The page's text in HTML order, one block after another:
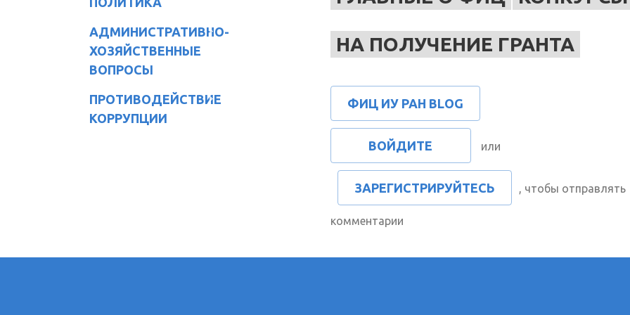
АДМИНИСТРАТИВНО-
ХОЗЯЙСТВЕННЫЕ
ВОПРОСЫ
ПРОТИВОДЕЙСТВИЕ
КОРРУПЦИИ
НА ПОЛУЧЕНИЕ ГРАНТА
ФИЦ ИУ РАН BLOG
ВОЙДИТЕ или
ЗАРЕГИСТРИРУЙТЕСЬ , чтобы отправлять
комментарии